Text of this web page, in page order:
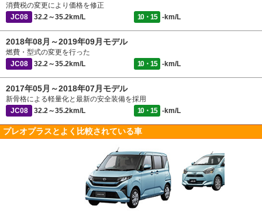
消費税の変更により価格を修正
JC08
32.2～35.2km/L 10・15 -km/L
2018年08月～2019年09月モデル
燃費・型式の変更を行った
JC08
32.2～35.2km/L 10・15 -km/L
2017年05月～2018年07月モデル
新骨格による軽量化と最新の安全装備を採用
JC08
32.2～35.2km/L 10・15 -km/L
プレオプラスとよく比較されている車